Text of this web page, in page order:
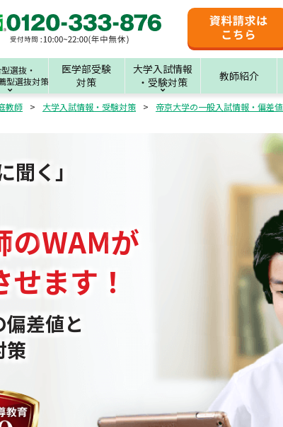
選抜・
型選抜対策
医学部受験
対策
大学入試情報
・受験対策
教師紹介
教師 大学入試情報・受験対策
帝京大学の一般入試情報・偏差値
聞く」
のWAMが
ます！
偏差値と
策